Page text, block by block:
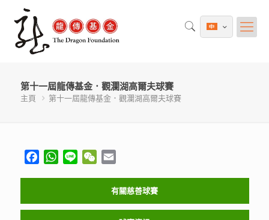
第十一屆龍傳基金．觀瀾湖高爾夫球賽
主頁 第十一屆龍傳基金．觀瀾湖高爾夫球賽
FacebookWhatsApp
Line WeChat
有關慈善球賽